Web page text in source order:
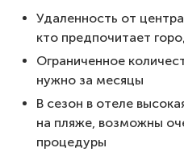
Удаленность от
кто предпочитает
Ограниченное
нужно за месяцы
В сезон в отеле
на пляже, возможны
процедуры